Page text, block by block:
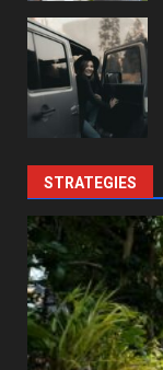
STRATEGIES